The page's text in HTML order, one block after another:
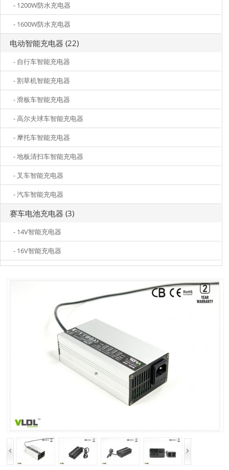
- 1200W防水充电器
- 1600W防水充电器
电动智能充电器 (22)
- 自行车智能充电器
- 割草机智能充电器
- 滑板车智能充电器
- 高尔夫球车智能充电器
- 摩托车智能充电器
- 地板清扫车智能充电器
- 叉车智能充电器
- 汽车智能充电器
赛车电池充电器 (3)
- 14V智能充电器
- 16V智能充电器